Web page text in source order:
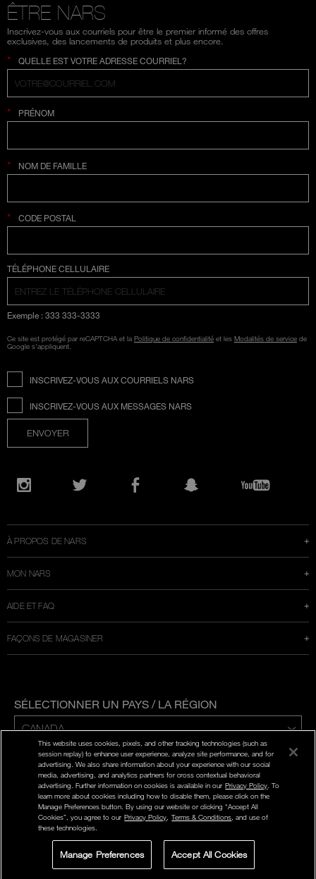
ÊTRE NARS
Inscrivez-vous aux courriels pour être le premier informé des offres
exclusives, des lancements de produits et plus encore.
* QUELLE EST VOTRE ADRESSE COURRIEL?
* PRÉNOM
* NOM DE FAMILLE
* CODE POSTAL
SÉLECTION COUNTRY
TÉLÉPHONE CELLULAIRE
Exemple : 333 333-3333
Ce site est protégé par reCAPTCHA et la Politique de confidentialité et les Modalités de service de
Google s'appliquent.
INSCRIVEZ-VOUS AUX COURRIELS NARS
INSCRIVEZ-VOUS AUX MESSAGES NARS
ENVOYER
Ouvre
une
À PROPOS DE NARS
MON NARS
AIDE ET FAQ
FAÇONS DE MAGASINER
SÉLECTIONNER UN PAYS / LA RÉGION
ENG | FR
POLITIQUE DE CONFIDENTIALITÉ
CONDITIONS D'UTILISATION
2026 NARS COSMETICS.
CLAVARDAGE
INSCRIPTION AUX
SÉLECTEUR DE
This website uses cookies, pixels, and other tracking technologies (such as
session replay) to enhance user experience, analyze site performance, and for
advertising. We also share information about your experience with our social
media, advertising, and analytics partners for cross contextual behavioral
advertising. Further information on cookies is available in our Privacy Policy . To
learn more about cookies including how to disable them, please click on the
Manage Preferences button. By using our website or clicking “Accept All
Cookies”, you agree to our Privacy Policy Terms & Conditions , and use of
these technologies.
Manage Preferences Accept All Cookies